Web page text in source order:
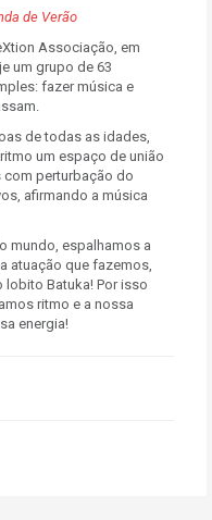
de Verão
Associação, em
um grupo de 63
fazer música e
de todas as idades,
um espaço de união
com perturbação do
afirmando a música
mundo, espalhamos a
atuação que fazemos,
Batuka! Por isso
ritmo e a nossa
energia!